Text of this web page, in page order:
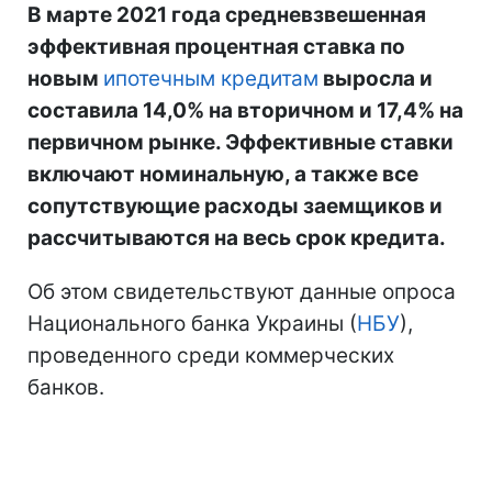
В марте 2021 года средневзвешенная
эффективная процентная ставка по
новым ипотечным кредитам выросла и
составила 14,0% на вторичном и 17,4% на
первичном рынке. Эффективные ставки
включают номинальную, а также все
сопутствующие расходы заемщиков и
рассчитываются на весь срок кредита.
Об этом свидетельствуют данные опроса
Национального банка Украины (НБУ),
проведенного среди коммерческих
банков.